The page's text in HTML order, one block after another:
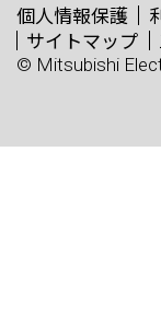
個人情報保護
サイトマップ
© Mitsubishi